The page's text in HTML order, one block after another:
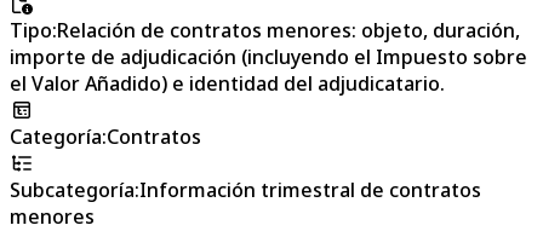
Tipo:Relación de contratos menores: objeto, duración,
importe de adjudicación (incluyendo el Impuesto sobre
el Valor Añadido) e identidad del adjudicatario.
Categoría:Contratos
Subcategoría:Información trimestral de contratos
menores